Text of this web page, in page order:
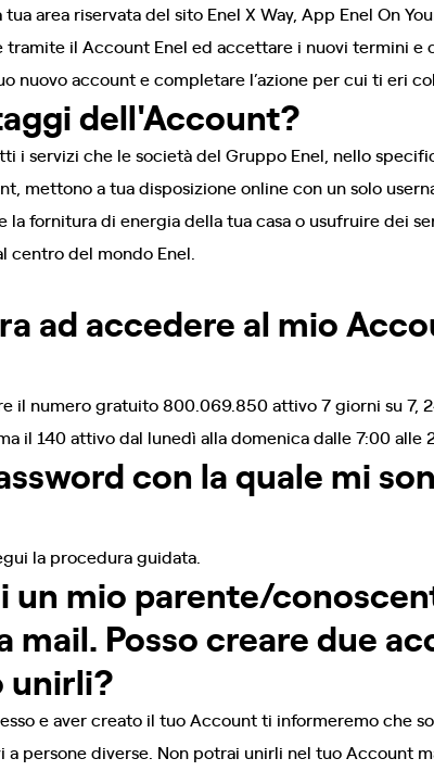
area riservata del sito Enel X Way, App Enel On
tramite il Account Enel ed accettare i nuovi termini e
nuovo account e completare l’azione per cui ti eri
dell'Account?
i servizi che le società del Gruppo Enel, nello
mettono a tua disposizione online con un solo
fornitura di energia della tua casa o usufruire dei
centro del mondo Enel.
ad accedere al mio
il numero gratuito 800.069.850 attivo 7 giorni su 7,
il 140 attivo dal lunedì alla domenica dalle 7:00 alle
con la quale mi
la procedura guidata.
un mio parente/
mail. Posso creare due
unirli?
e aver creato il tuo Account ti informeremo che
a persone diverse. Non potrai unirli nel tuo Account